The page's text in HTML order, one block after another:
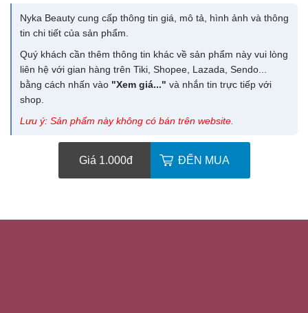
Nyka Beauty cung cấp thông tin giá, mô tả, hình ảnh và thông
tin chi tiết của sản phẩm.
Quý khách cần thêm thông tin khác về sản phẩm này vui lòng
liên hệ với gian hàng trên Tiki, Shopee, Lazada, Sendo...
bằng cách nhấn vào "Xem giá..." và nhắn tin trực tiếp với
shop.
Lưu ý: Sản phẩm này không có bán trên website.
Giá 1.000đ ĐẾN MUA